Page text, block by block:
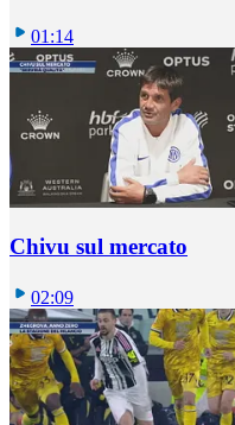
01:14
Chivu sul mercato
02:09